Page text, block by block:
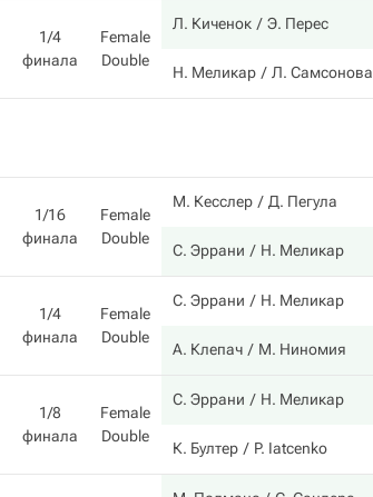
1/4
финала
Female
Double
Л. Киченок Э. Перес
Н. Меликар Л. Самсонова
1/16
финала
Female
Double
М. Кесслер Д. Пегула
С. Эррани Н. Меликар
1/4
финала
Female
Double
С. Эррани Н. Меликар
А. Клепач М. Ниномия
1/8
финала
Female
Double
С. Эррани Н. Меликар
К. Бултер P. Iatcenko